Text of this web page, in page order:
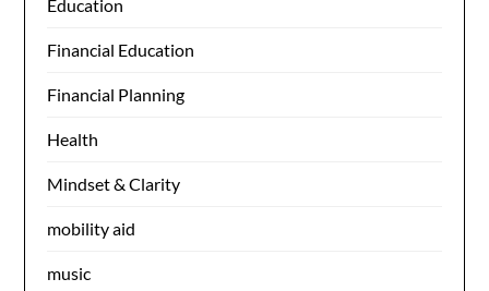
Education
Financial Education
Financial Planning
Health
Mindset & Clarity
mobility aid
music